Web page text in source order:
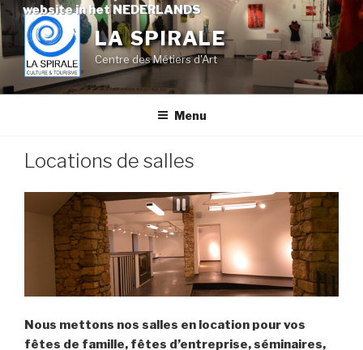
website in het NEDERLANDS
Skip
to
content
LA SPIRALE
Centre des Métiers d'Art
Menu
Locations de salles
Nous mettons nos salles en location pour vos
fêtes de famille, fêtes d’entreprise, séminaires,